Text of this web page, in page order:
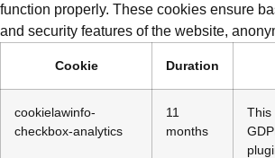
function properly. These cookies ensure
and security features of the website,
Cookie Duration
cookielawinfo-
checkbox-analytics
11
months
This